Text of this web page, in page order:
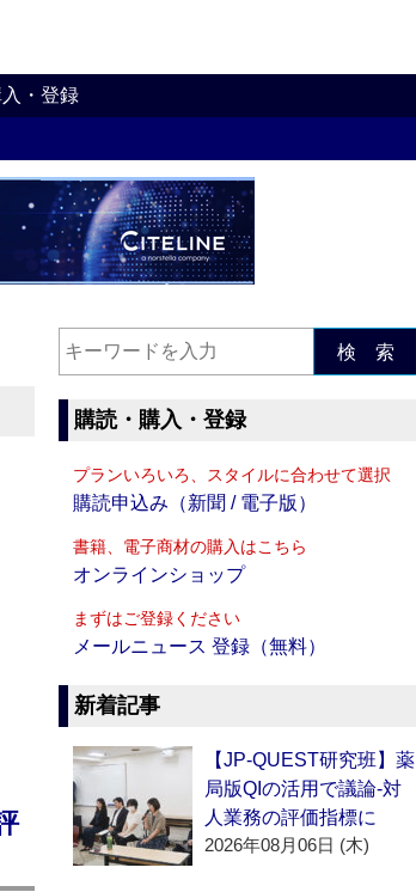
・登録
検 索
購読・購入・登録
プランいろいろ、スタイルに合わせて選択
購読申込み（新聞 / 電子版）
書籍、電子商材の購入はこちら
オンラインショップ
まずはご登録ください
メールニュース 登録（無料）
新着記事
【JP-QUEST研究班】薬
局版QIの活用で議論‐対
人業務の評価指標に
2026年08月06日 (木)